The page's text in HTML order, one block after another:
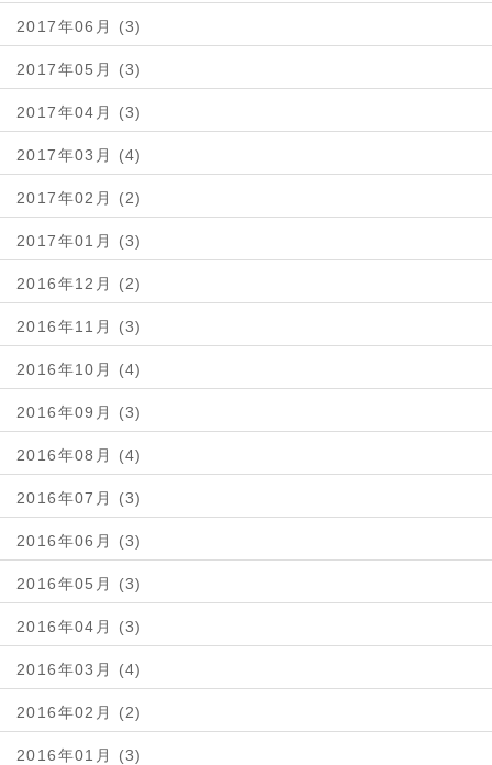
2017年06月 (3)
2017年05月 (3)
2017年04月 (3)
2017年03月 (4)
2017年02月 (2)
2017年01月 (3)
2016年12月 (2)
2016年11月 (3)
2016年10月 (4)
2016年09月 (3)
2016年08月 (4)
2016年07月 (3)
2016年06月 (3)
2016年05月 (3)
2016年04月 (3)
2016年03月 (4)
2016年02月 (2)
2016年01月 (3)